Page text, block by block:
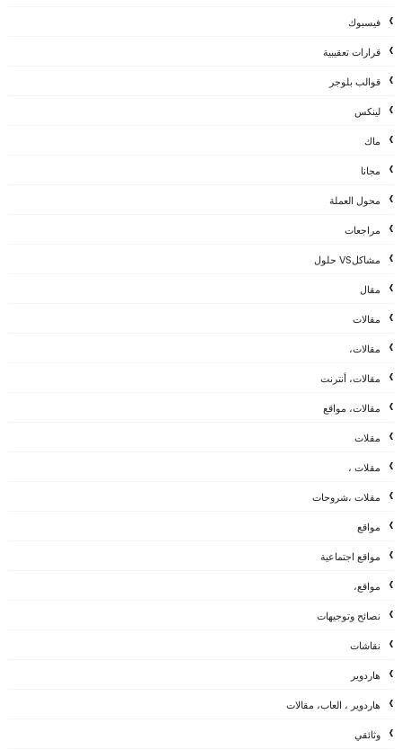
فيسبوك
قرارات تعقيبية
قوالب بلوجر
لينكس
ماك
مجانا
محول العملة
مراجعات
مشاكلVS حلول
مقال
مقالات
مقالات،
مقالات، أنترنت
مقالات، مواقع
مقلات
مقلات ،
مقلات ،شروحات
مواقع
مواقع اجتماعية
مواقع،
نصائح وتوجيهات
نقاشات
هاردوير
هاردوير ، العاب، مقالات
وثائقي